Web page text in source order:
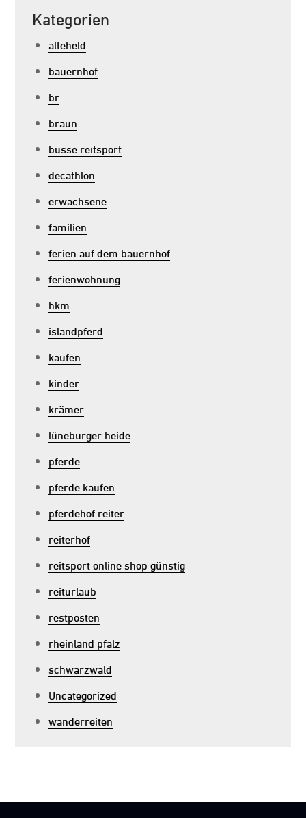
Kategorien
alteheld
bauernhof
br
braun
busse reitsport
decathlon
erwachsene
familien
ferien auf dem bauernhof
ferienwohnung
hkm
islandpferd
kaufen
kinder
krämer
lüneburger heide
pferde
pferde kaufen
pferdehof reiter
reiterhof
reitsport online shop günstig
reiturlaub
restposten
rheinland pfalz
schwarzwald
Uncategorized
wanderreiten